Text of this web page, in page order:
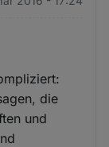
die
und